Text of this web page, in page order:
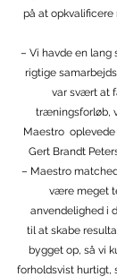
på at opkvalificere
– Vi havde en lang
rigtige
var svært at
træningsforløb,
Maestro
Gert Brandt
– Maestro
være meget
anvendelighed i
til at skabe
bygget op, så vi
forholdsvist hurtigt,